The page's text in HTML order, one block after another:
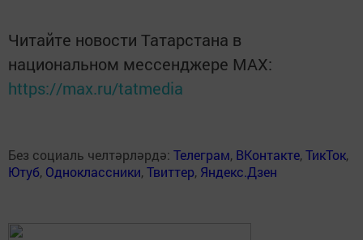
Читайте новости Татарстана в
национальном мессенджере MАХ:
https://max.ru/tatmedia
Без социаль челтәрләрдә: Телеграм, ВКонтакте,ТикТок,
Ютуб, Одноклассники,Твиттер, Яндекс.Дзен